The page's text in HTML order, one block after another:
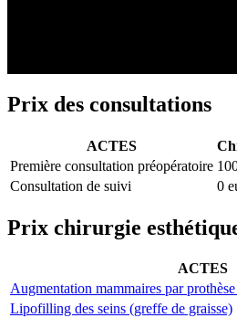
Prix des consultations
ACTES
Première consultation préopératoire
Consultation de suivi
0
Prix chirurgie
ACTES
Augmentation mammaires par
Lipofilling des seins (greffe de graisse)